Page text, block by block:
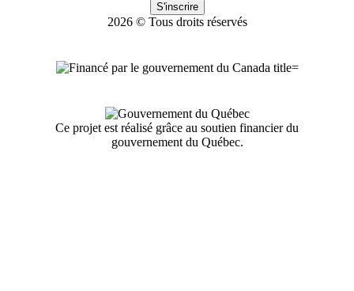
S'inscrire
2026 © Tous droits réservés
Ce projet est réalisé grâce au soutien financier du
gouvernement du Québec.